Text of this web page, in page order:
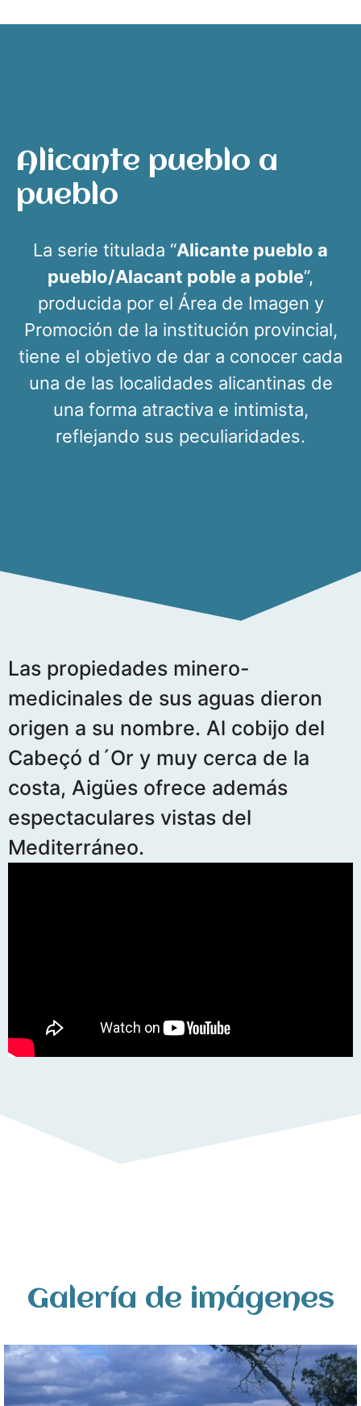
Alicante pueblo a
pueblo
La serie titulada “Alicante pueblo a
pueblo/Alacant poble a poble”,
producida por el Área de Imagen y
Promoción de la institución provincial,
tiene el objetivo de dar a conocer cada
una de las localidades alicantinas de
una forma atractiva e intimista,
reflejando sus peculiaridades.
Las propiedades minero-
medicinales de sus aguas dieron
origen a su nombre. Al cobijo del
Cabeçó d´Or y muy cerca de la
costa, Aigües ofrece además
espectaculares vistas del
Mediterráneo.
Galería de imágenes